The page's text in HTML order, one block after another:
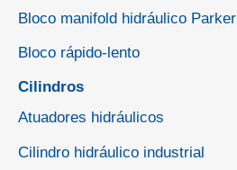
Bloco manifold hidráulico Parker
Bloco rápido-lento
Cilindros
Atuadores hidráulicos
Cilindro hidráulico industrial